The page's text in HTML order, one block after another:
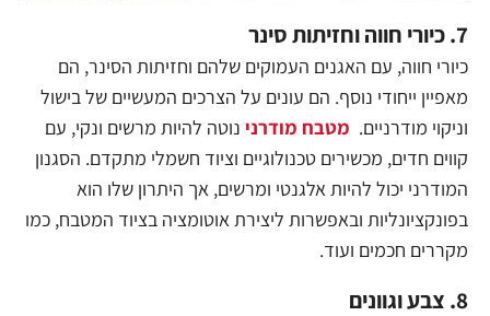
7. כיורי חווה וחזיתות סינר
כיורי חווה, עם האגנים העמוקים שלהם וחזיתות הסינר, הם
מאפיין ייחודי נוסף. הם עונים על הצרכים המעשיים של בישול
וניקוי מודרניים. מטבח מודרני נוטה להיות מרשים ונקי, עם
קווים חדים, מכשירים טכנולוגיים וציוד חשמלי מתקדם. הסגנון
המודרני יכול להיות אלגנטי ומרשים, אך היתרון שלו הוא
בפונקציונליות ובאפשרות ליצירת אוטומציה בציוד המטבח, כמו
מקררים חכמים ועוד.
8. צבע וגוונים